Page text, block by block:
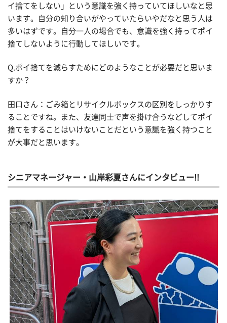
イ捨てをしない」という意識を強く持っていてほしいなと思
います。自分の知り合いがやっていたらいやだなと思う人は
多いはずです。自分一人の場合でも、意識を強く持ってポイ
捨てしないように行動してほしいです。
Q.ポイ捨てを減らすためにどのようなことが必要だと思いま
すか？
田口さん：ごみ箱とリサイクルボックスの区別をしっかりす
ることですね。また、友達同士で声を掛け合うなどしてポイ
捨てをすることはいけないことだという意識を強く持つこと
が大事だと思います。
シニアマネージャー・山岸彩夏さんにインタビュー!!